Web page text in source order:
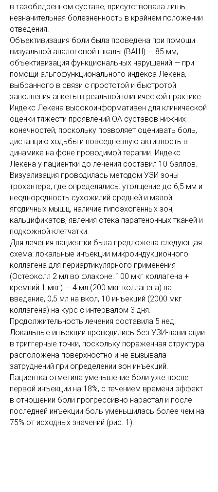
в тазобедренном суставе, присутствовала лишь
незначительная болезненность в крайнем положении
отведения.
Объективизация боли была проведена при помощи
визуальной аналоговой шкалы (ВАШ) — 85 мм,
объективизация функциональных нарушений — при
помощи альгофункционального индекса Лекена,
выбранного в связи с простотой и быстротой
заполнения анкеты в реальной клинической практике.
Индекс Лекена высокоинформативен для клинической
оценки тяжести проявлений ОА суставов нижних
конечностей, поскольку позволяет оценивать боль,
дистанцию ходьбы и повседневную активность в
динамике на фоне проводимой терапии. Индекс
Лекена у пациентки до лечения составил 10 баллов.
Визуализация проводилась методом УЗИ зоны
трохантера, где определялись: утолщение до 6,5 мм и
неоднородность сухожилий средней и малой
ягодичных мышц, наличие гипоэхогенных зон,
кальцификатов, явления отека паратенонных тканей и
подкожной клетчатки.
Для лечения пациентки была предложена следующая
схема: локальные инъекции микроиндукционного
коллагена для периартикулярного применения
(Остеоколл 2 мл во флаконе: 100 мкг коллагена +
кремний 1 мкг) — 4 мл (200 мкг коллагена) на
введение, 0,5 мл на вкол, 10 инъекций (2000 мкг
коллагена) на курс с интервалом 3 дня.
Продолжительность лечения составила 5 нед.
Локальные инъекции проводились без УЗИ-навигации
в триггерные точки, поскольку пораженная структура
расположена поверхностно и не вызывала
затруднений при определении зон инъекций.
Пациентка отметила уменьшение боли уже после
первой инъекции на 18%, с течением времени эффект
в отношении боли прогрессивно нарастал и после
последней инъекции боль уменьшилась более чем на
75% от исходных значений (рис. 1).